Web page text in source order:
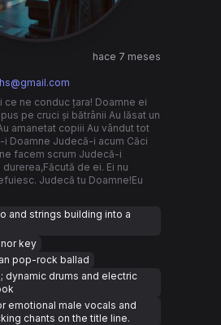
hace 7 meses
ce ne conduc țara! Doamne ei
pe cruci și bătrânii Au lăsat un
amanetat copiii Au vândut tot
i Doamne Judecă-i acum Căci
facem scrum Judecă-i
de ei. Ei nu
Judecă tu Doamne!Eu
and strings building into a
key
pop-rock ballad
dynamic drums and electric
emotional male vocals and
chants on the title line.